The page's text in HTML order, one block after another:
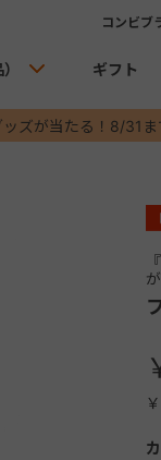
コンビブ
ギフト
ズが当たる！8/31